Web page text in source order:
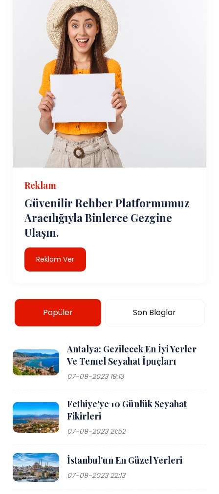
Reklam
Güvenilir Rehber Platformumuz
Aracılığıyla Binlerce Gezgine
Ulaşın.
Reklam Ver
Popüler Son Bloglar
Antalya: Gezilecek En İyi Yerler
Ve Temel Seyahat İpuçları
07-09-2023 19:13
Fethiye'ye 10 Günlük Seyahat
Fikirleri
07-09-2023 21:52
İstanbul'un En Güzel Yerleri
07-09-2023 22:13